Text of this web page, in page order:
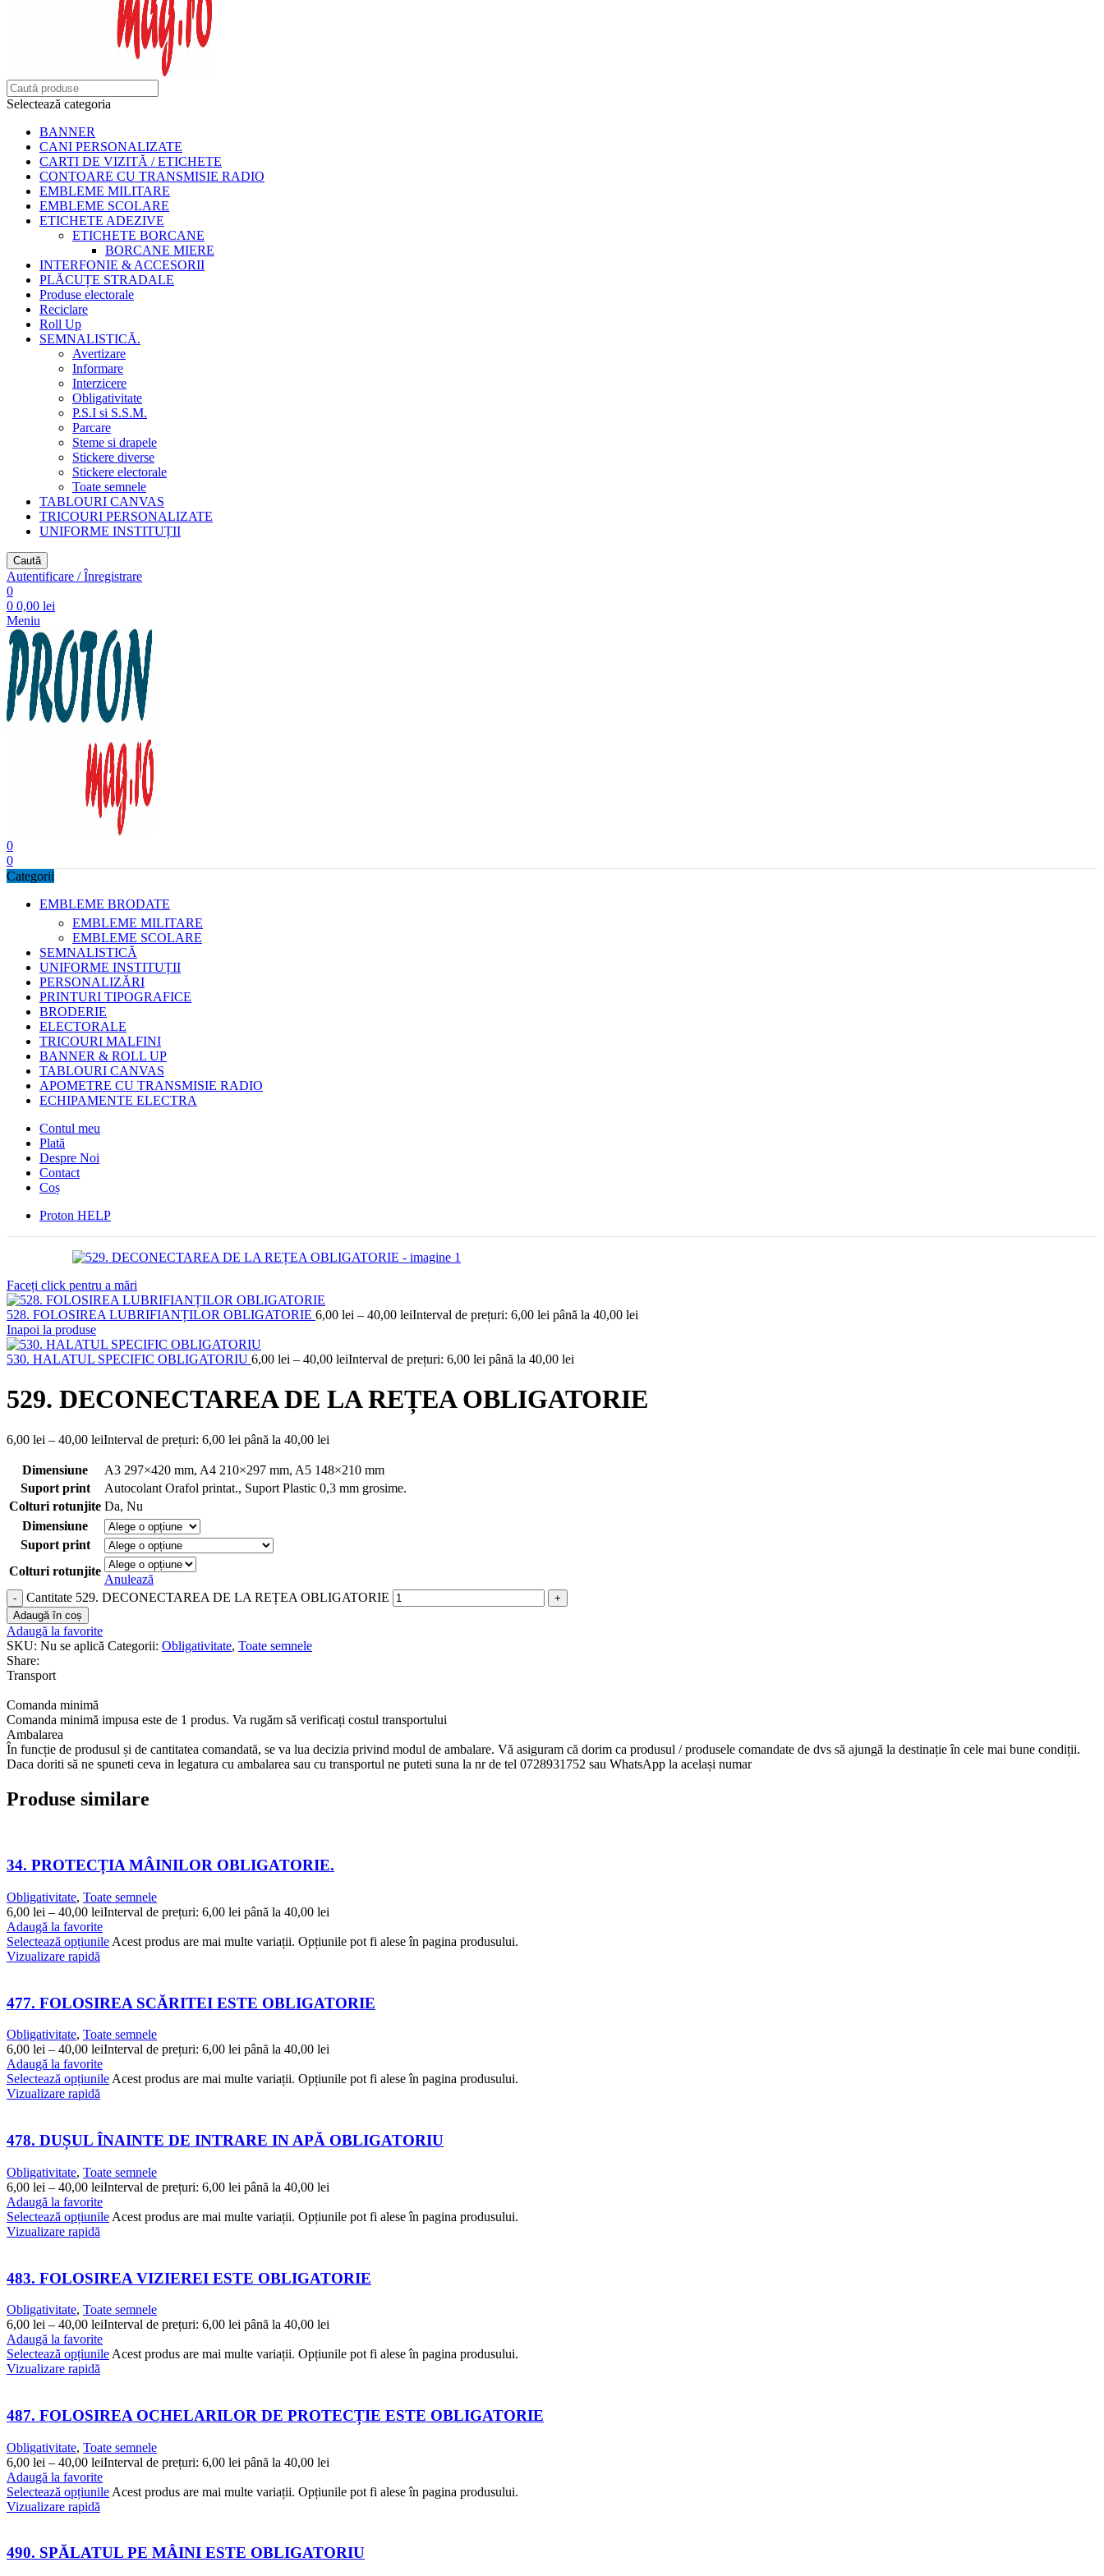
Selectează categoria
BANNER
CANI PERSONALIZATE
CARTI DE VIZITĂ / ETICHETE
CONTOARE CU TRANSMISIE RADIO
EMBLEME MILITARE
EMBLEME SCOLARE
ETICHETE ADEZIVE
ETICHETE BORCANE
BORCANE MIERE
INTERFONIE & ACCESORII
PLĂCUȚE STRADALE
Produse electorale
Reciclare
Roll Up
SEMNALISTICĂ.
Avertizare
Informare
Interzicere
Obligativitate
P.S.I si S.S.M.
Parcare
Steme si drapele
Stickere diverse
Stickere electorale
Toate semnele
TABLOURI CANVAS
TRICOURI PERSONALIZATE
UNIFORME INSTITUȚII
Caută
Autentificare / Înregistrare
0
0 0,00 lei
Meniu
0
0
Categorii
EMBLEME BRODATE
EMBLEME MILITARE
EMBLEME SCOLARE
SEMNALISTICĂ
UNIFORME INSTITUȚII
PERSONALIZĂRI
PRINTURI TIPOGRAFICE
BRODERIE
ELECTORALE
TRICOURI MALFINI
BANNER & ROLL UP
TABLOURI CANVAS
APOMETRE CU TRANSMISIE RADIO
ECHIPAMENTE ELECTRA
Contul meu
Plată
Despre Noi
Contact
Coș
Proton HELP
Faceți click pentru a mări
528. FOLOSIREA LUBRIFIANȚILOR OBLIGATORIE 6,00 lei – 40,00 leiInterval de prețuri: 6,00 lei până la 40,00 lei
Inapoi la produse
530. HALATUL SPECIFIC OBLIGATORIU 6,00 lei – 40,00 leiInterval de prețuri: 6,00 lei până la 40,00 lei
529. DECONECTAREA DE LA REȚEA OBLIGATORIE
6,00 lei – 40,00 leiInterval de prețuri: 6,00 lei până la 40,00 lei
Dimensiune A3 297×420 mm, A4 210×297 mm, A5 148×210 mm
Suport print
Autocolant Orafol printat., Suport Plastic 0,3 mm grosime.
Colturi rotunjite Da, Nu
Dimensiune
Suport print
Colturi rotunjite
Anulează
Cantitate 529. DECONECTAREA DE LA REȚEA OBLIGATORIE
Adaugă în coș
Adaugă la favorite
SKU: Nu se aplică Categorii: Obligativitate, Toate semnele
Share:
Transport
Comanda minimă
Comanda minimă impusa este de 1 produs. Va rugăm să verificați costul transportului
Ambalarea
În funcție de produsul și de cantitatea comandată, se va lua decizia privind modul de ambalare. Vă asiguram că dorim ca produsul / produsele comandate de dvs să ajungă la destinație în cele mai bune condiții.
Daca doriti să ne spuneti ceva in legatura cu ambalarea sau cu transportul ne puteti suna la nr de tel 0728931752 sau WhatsApp la același numar
Produse similare
34. PROTECȚIA MÂINILOR OBLIGATORIE.
Obligativitate, Toate semnele
6,00 lei – 40,00 leiInterval de prețuri: 6,00 lei până la 40,00 lei
Adaugă la favorite
Selectează opțiunile Acest produs are mai multe variații. Opțiunile pot fi alese în pagina produsului.
Vizualizare rapidă
477. FOLOSIREA SCĂRITEI ESTE OBLIGATORIE
Obligativitate, Toate semnele
6,00 lei – 40,00 leiInterval de prețuri: 6,00 lei până la 40,00 lei
Adaugă la favorite
Selectează opțiunileAcest produs are mai multe variații. Opțiunile pot fi alese în pagina produsului.
Vizualizare rapidă
478. DUȘUL ÎNAINTE DE INTRARE IN APĂ OBLIGATORIU
Obligativitate, Toate semnele
6,00 lei – 40,00 leiInterval de prețuri: 6,00 lei până la 40,00 lei
Adaugă la favorite
Selectează opțiunile Acest produs are mai multe variații. Opțiunile pot fi alese în pagina produsului.
Vizualizare rapidă
483. FOLOSIREA VIZIEREI ESTE OBLIGATORIE
Obligativitate, Toate semnele
6,00 lei – 40,00 leiInterval de prețuri: 6,00 lei până la 40,00 lei
Adaugă la favorite
Selectează opțiunile Acest produs are mai multe variații. Opțiunile pot fi alese în pagina produsului.
Vizualizare rapidă
487. FOLOSIREA OCHELARILOR DE PROTECȚIE ESTE OBLIGATORIE
Obligativitate, Toate semnele
6,00 lei – 40,00 leiInterval de prețuri: 6,00 lei până la 40,00 lei
Adaugă la favorite
Selectează opțiunile Acest produs are mai multe variații. Opțiunile pot fi alese în pagina produsului.
Vizualizare rapidă
490. SPĂLATUL PE MÂINI ESTE OBLIGATORIU